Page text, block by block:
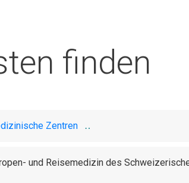
finden
Zentren
und Reisemedizin des